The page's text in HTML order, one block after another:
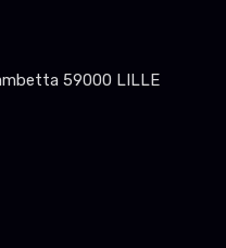
59000 LILLE